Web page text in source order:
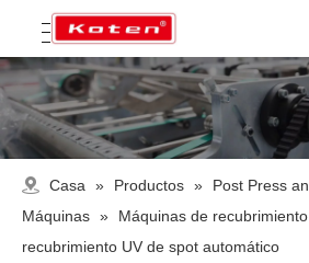
Casa » Productos »
Post Press
Máquinas » Máquinas de
recubrimiento UV de spot automático